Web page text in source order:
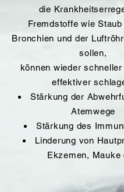
die
Fremdstoffe wie
Bronchien und der
sollen,
können wieder
effektiver
Stärkung der
Atemwege
Stärkung des
Linderung von
Ekzemen, Mauke